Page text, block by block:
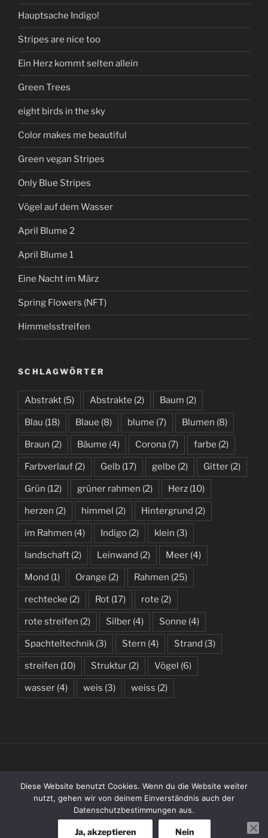
Hauptsache Indigo!
Stripes are nice too
Ein Herz kommt selten allein
Green Trees
eight birds in the sky
Color makes me beautiful
Green vegan Stripes
Only Blue Stripes
Vögel auf dem Wasser
April Blume 2
April Blume 1
Eine Nacht im März
Spring Flowers (NFT)
Himmelsstreifen
SCHLAGWÖRTER
Abstrakt (5) Abstrakte (2) Baum (2)
Blau (18) Blaue (8) blume (7) Blumen (8)
Braun (2) Bäume (4) Corona (7) farbe (2)
Farbverlauf (2) Gelb (17) gelbe (2) Gitter (2)
Grün (12) grüner rahmen (2) Herz (10)
herzen (2) himmel (2) Hintergrund (2)
im Rahmen (4) Indigo (2) klein (3)
landschaft (2) Leinwand (2) Meer (4)
Mond (1) Orange (2) Rahmen (25)
rechtecke (2) Rot (17) rote (2)
rote streifen (2) Silber (4) Sonne (4)
Spachteltechnik (3) Stern (4) Strand (3)
streifen (10) Struktur (2) Vögel (6)
wasser (4) weis (3) weiss (2)
(C) 2019 – 2026 BY KATHARINA WENZLAFF
Diese Website benutzt Cookies. Wenn du die Website weiter
nutzt, gehen wir von deinem Einverständnis auch der
Datenschutzbestimmungen aus.
Ja, akzeptieren Nein